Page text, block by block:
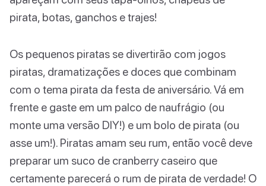
pirata, botas, ganchos e trajes!
Os pequenos piratas se divertirão com jogos
piratas, dramatizações e doces que combinam
com o tema pirata da festa de aniversário. Vá em
frente e gaste em um palco de naufrágio (ou
monte uma versão DIY!) e um bolo de pirata (ou
asse um!). Piratas amam seu rum, então você deve
preparar um suco de cranberry caseiro que
certamente parecerá o rum de pirata de verdade! O